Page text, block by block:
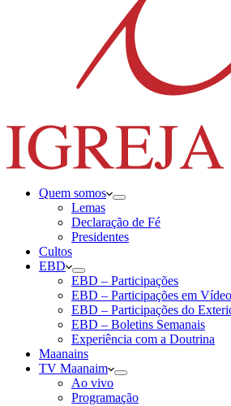
Quem somos
Lemas
Declaração de Fé
Presidentes
Cultos
EBD
EBD – Participações
EBD – Participações em Vídeo
EBD – Participações do
EBD – Boletins Semanais
Experiência com a Doutrina
Maanains
TV Maanaim
Ao vivo
Programação